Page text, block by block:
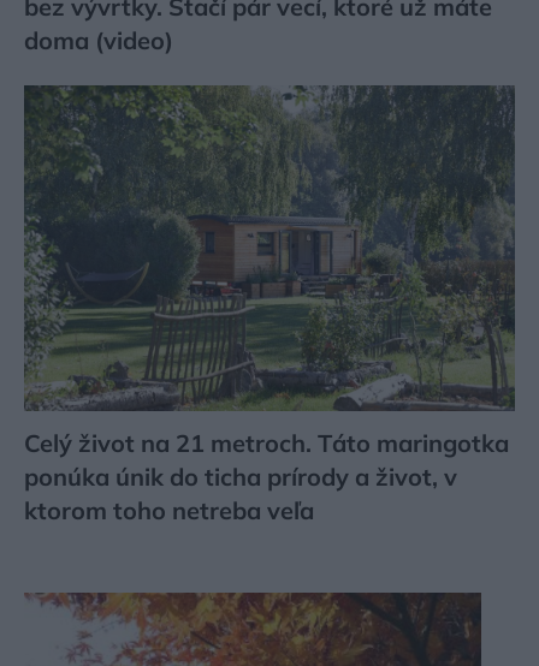
bez vývrtky. Stačí pár vecí, ktoré už máte
doma (video)
Celý život na 21 metroch. Táto maringotka
ponúka únik do ticha prírody a život, v
ktorom toho netreba veľa